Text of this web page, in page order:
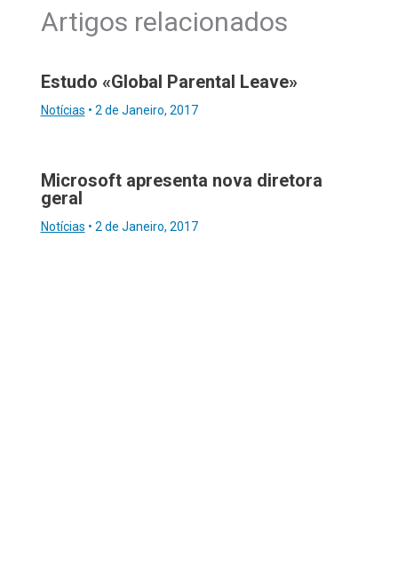
Artigos relacionados
Estudo «Global Parental Leave»
Notícias • 2 de Janeiro, 2017
Microsoft apresenta nova diretora
geral
Notícias • 2 de Janeiro, 2017